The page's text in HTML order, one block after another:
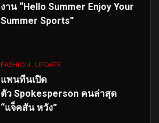
งาน “Hello Summer Enjoy Your
Summer Sports”
FASHION UPDATE
แพนทีนเปิด
ตัว Spokesperson คนล่าสุด
“แจ็คสัน หวัง”